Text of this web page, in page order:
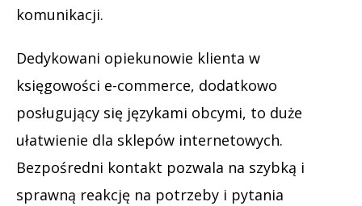
komunikacji.
Dedykowani opiekunowie klienta w
księgowości e-commerce, dodatkowo
posługujący się językami obcymi, to duże
ułatwienie dla sklepów internetowych.
Bezpośredni kontakt pozwala na szybką i
sprawną reakcję na potrzeby i pytania